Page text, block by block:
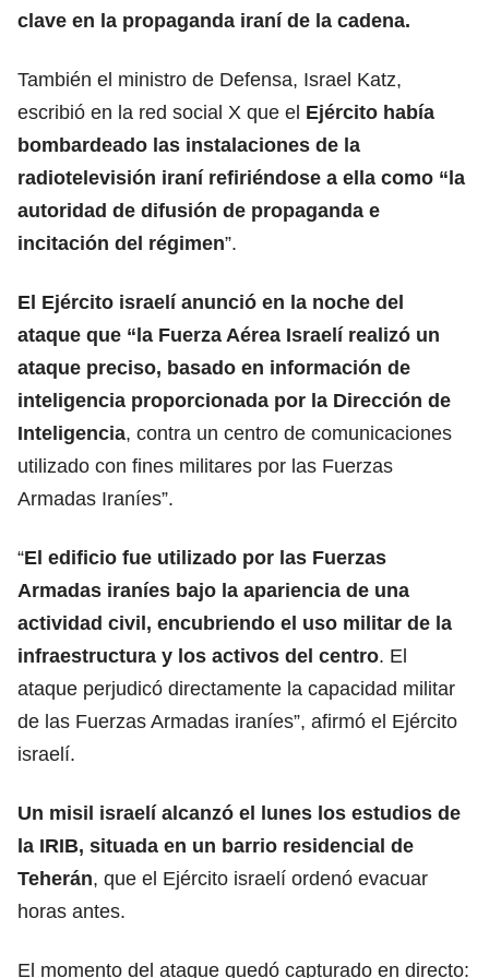
clave en la propaganda iraní de la cadena.
También el ministro de Defensa, Israel Katz,
escribió en la red social X que el Ejército había
bombardeado las instalaciones de la
radiotelevisión iraní refiriéndose a ella como “la
autoridad de difusión de propaganda e
incitación del régimen”.
El Ejército israelí anunció en la noche del
ataque que “la Fuerza Aérea Israelí realizó un
ataque preciso, basado en información de
inteligencia proporcionada por la Dirección de
Inteligencia, contra un centro de comunicaciones
utilizado con fines militares por las Fuerzas
Armadas Iraníes”.
“El edificio fue utilizado por las Fuerzas
Armadas iraníes bajo la apariencia de una
actividad civil, encubriendo el uso militar de la
infraestructura y los activos del centro. El
ataque perjudicó directamente la capacidad militar
de las Fuerzas Armadas iraníes”, afirmó el Ejército
israelí.
Un misil israelí alcanzó el lunes los estudios de
la IRIB, situada en un barrio residencial de
Teherán, que el Ejército israelí ordenó evacuar
horas antes.
El momento del ataque quedó capturado en directo: